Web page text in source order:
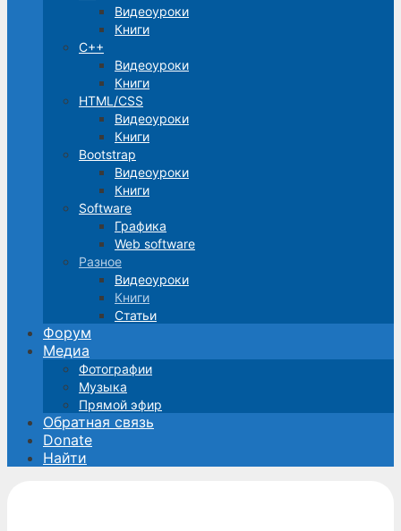
Видеоуроки
Книги
C++
Видеоуроки
Книги
HTML/CSS
Видеоуроки
Книги
Bootstrap
Видеоуроки
Книги
Software
Графика
Web software
Разное
Видеоуроки
Книги
Статьи
Форум
Медиа
Фотографии
Музыка
Прямой эфир
Обратная связь
Donate
Найти